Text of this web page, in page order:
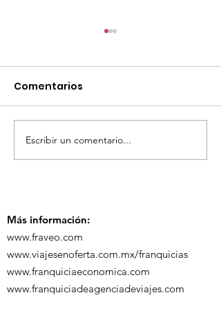
TourTravelynByFraveo
participó en la
Comentarios
Escribir un comentario...
Más información:
www.fraveo.com
www.viajesenoferta.com.mx/franquicias
www.franquiciaeconomica.com
www.franquiciadeagenciadeviajes.com